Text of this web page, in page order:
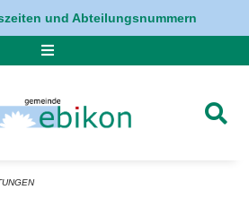
und Abteilungsnummern